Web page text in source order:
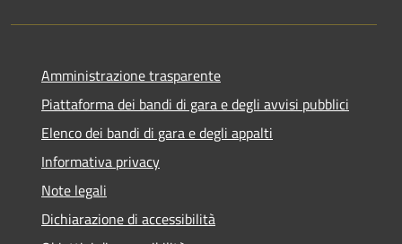
Amministrazione trasparente
Piattaforma dei bandi di gara e degli avvisi pubblici
Elenco dei bandi di gara e degli appalti
Informativa privacy
Note legali
Dichiarazione di accessibilità